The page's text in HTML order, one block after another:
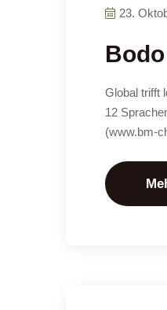
23.
Global trifft
12
(www.bm-